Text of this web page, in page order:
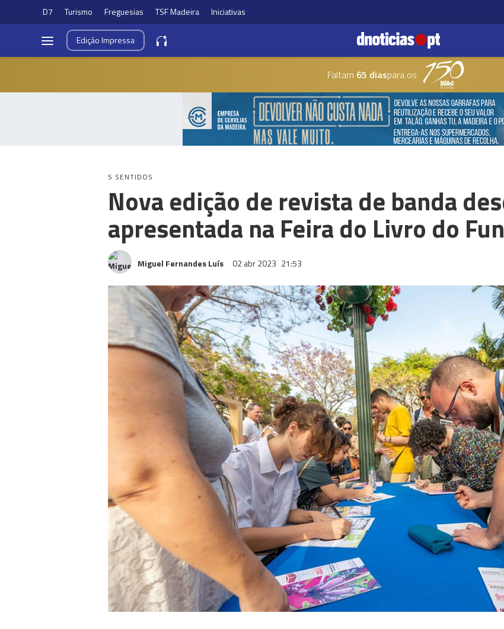
D7 Turismo Freguesias TSF Madeira Iniciativas
EdiçãoImpressa
Faltam 65 diaspara os
5 SENTIDOS
Nova edição de revista de banda
apresentada na Feira do Livro do
Miguel Fernandes Luís 02 abr 2023 21:53